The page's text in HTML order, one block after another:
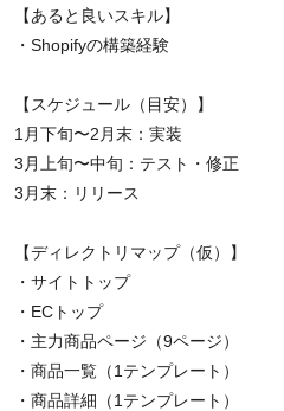
【あると良いスキル】
・Shopifyの構築経験
【スケジュール（目安）】
1月下旬〜2月末：実装
3月上旬〜中旬：テスト・修正
3月末：リリース
【ディレクトリマップ（仮）】
・サイトトップ
・ECトップ
・主力商品ページ（9ページ）
・商品一覧（1テンプレート）
・商品詳細（1テンプレート）